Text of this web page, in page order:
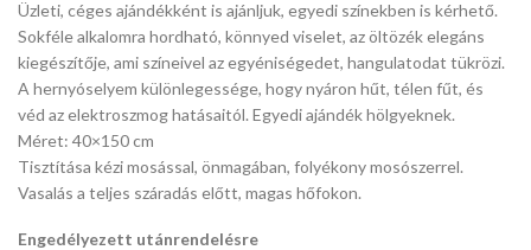
Üzleti, céges ajándékként is ajánljuk, egyedi színekben is kérhető.
Sokféle alkalomra hordható, könnyed viselet, az öltözék elegáns
kiegészítője, ami színeivel az egyéniségedet, hangulatodat tükrözi.
A hernyóselyem különlegessége, hogy nyáron hűt, télen fűt, és
véd az elektroszmog hatásaitól. Egyedi ajándék hölgyeknek.
Méret: 40×150 cm
Tisztítása kézi mosással, önmagában, folyékony mosószerrel.
Vasalás a teljes száradás előtt, magas hőfokon.
Engedélyezett utánrendelésre